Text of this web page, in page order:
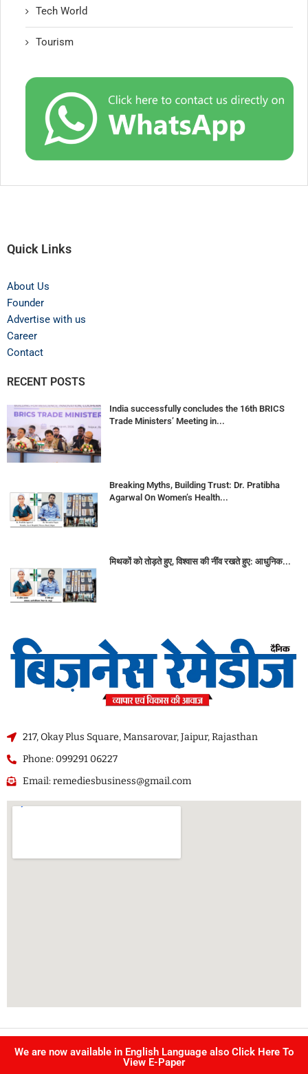
Tech World
Tourism
Quick Links
About Us
Founder
Advertise with us
Career
Contact
RECENT POSTS
India successfully concludes the 16th BRICS
Trade Ministers’ Meeting in...
Breaking Myths, Building Trust: Dr. Pratibha
Agarwal On Women’s Health...
मिथकों को तोड़ते हुए, विश्वास की नींव रखते हुए: आधुनिक...
217, Okay Plus Square, Mansarovar, Jaipur, Rajasthan
Phone: 099291 06227
Email: remediesbusiness@gmail.com
We are now available in English Language also Click Here To
View E-Paper
Copyright @ Singhvi publication Pvt Ltd. | All right reserved –
Developed byIJS INFOTECH